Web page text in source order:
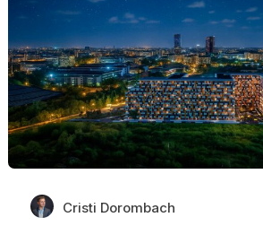
Cristi Dorombach